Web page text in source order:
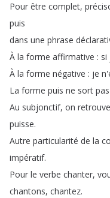
Pour être complet,
puis
dans une phrase
À la forme affirmative : si
À la forme négative : je
La forme puis ne sort pas
Au subjonctif, on retrouve
puisse.
Autre particularité de la
impératif.
Pour le verbe chanter,
chantons, chantez.